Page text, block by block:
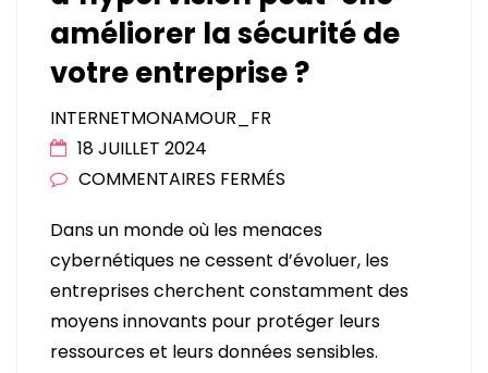
améliorer la sécurité de
votre entreprise ?
INTERNETMONAMOUR_FR
18 JUILLET 2024
COMMENTAIRES FERMÉS
UNE
SOLUTION
D’HYPERVISION
PEUT-
ELLE
Dans un monde où les menaces
cybernétiques ne cessent d’évoluer, les
entreprises cherchent constamment des
moyens innovants pour protéger leurs
ressources et leurs données sensibles.